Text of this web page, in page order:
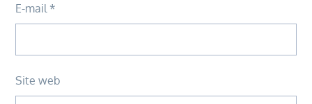
E-mail *
Site web